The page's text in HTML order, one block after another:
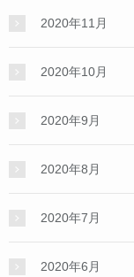
2020年11月
2020年10月
2020年9月
2020年8月
2020年7月
2020年6月